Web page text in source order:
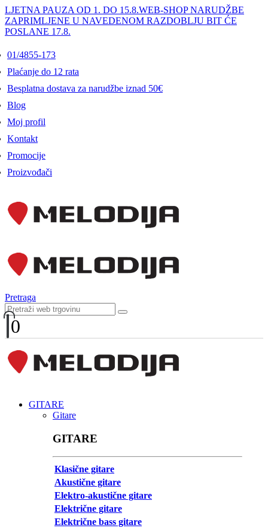
LJETNA PAUZA OD 1. DO 15.8.WEB-SHOP NARUDŽBE
ZAPRIMLJENE U NAVEDENOM RAZDOBLJU BIT ĆE
POSLANE 17.8.
01/4855-173
Plaćanje do 12 rata
Besplatna dostava za narudžbe iznad 50€
Blog
Moj profil
Kontakt
Promocije
Proizvođači
Pretraga
0
GITARE
Gitare
GITARE
Klasične gitare
Akustične gitare
Elektro-akustične gitare
Električne gitare
Električne bass gitare